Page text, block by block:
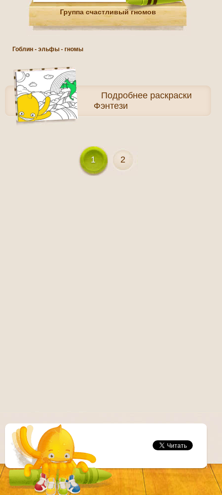
Группа счастливый гномов
Гоблин - эльфы - гномы
Подробнее раскраски
Фэнтези
1 2